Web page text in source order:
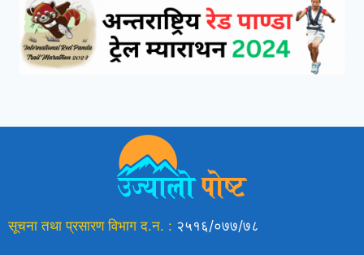
सूचना तथा प्रसारण विभाग द.न. : २५१६/०७७/७८